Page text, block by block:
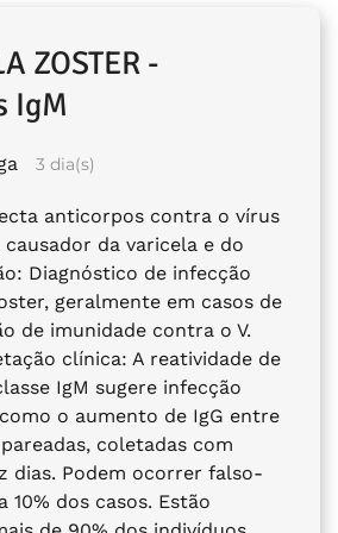
ZOSTER -
IgM
3 dia(s)
anticorpos contra o vírus
da varicela e do
Diagnóstico de infecção
geralmente em casos de
de imunidade contra o V.
clínica: A reatividade de
IgM sugere infecção
o aumento de IgG entre
coletadas com
dias. Podem ocorrer falso-
10% dos casos. Estão